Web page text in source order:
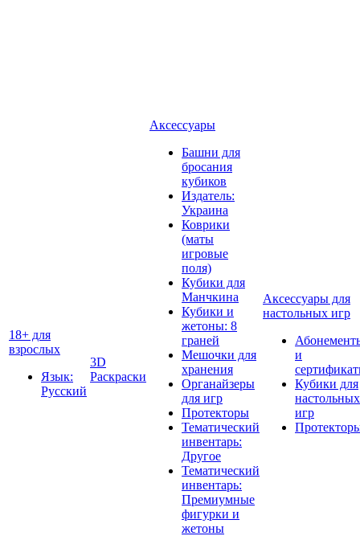
18+ для
взрослых
Язык:
Русский
3D
Раскраски
Аксессуары
Башни для
бросания
кубиков
Издатель:
Украина
Коврики
(маты
игровые
поля)
Кубики для
Манчкина
Кубики и
жетоны: 8
граней
Мешочки для
хранения
Органайзеры
для игр
Протекторы
Тематический
инвентарь:
Другое
Тематический
инвентарь:
Премиумные
фигурки и
жетоны
Аксессуары для
настольных игр
и
Кубики для
настольных
игр